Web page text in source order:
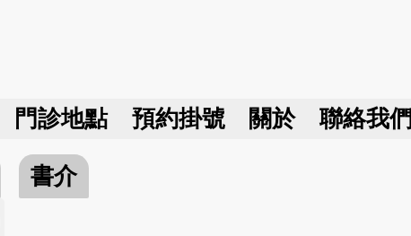
門診地點 預約掛號 關於 聯絡我們
書介